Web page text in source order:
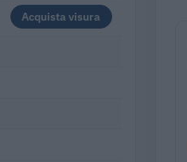
Acquista visura